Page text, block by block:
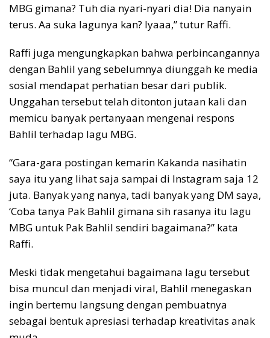
MBG gimana? Tuh dia nyari-nyari dia! Dia nanyain
terus. Aa suka lagunya kan? Iyaaa,” tutur Raffi.
Raffi juga mengungkapkan bahwa perbincangannya
dengan Bahlil yang sebelumnya diunggah ke media
sosial mendapat perhatian besar dari publik.
Unggahan tersebut telah ditonton jutaan kali dan
memicu banyak pertanyaan mengenai respons
Bahlil terhadap lagu MBG.
“Gara-gara postingan kemarin Kakanda nasihatin
saya itu yang lihat saja sampai di Instagram saja 12
juta. Banyak yang nanya, tadi banyak yang DM saya,
‘Coba tanya Pak Bahlil gimana sih rasanya itu lagu
MBG untuk Pak Bahlil sendiri bagaimana?” kata
Raffi.
Meski tidak mengetahui bagaimana lagu tersebut
bisa muncul dan menjadi viral, Bahlil menegaskan
ingin bertemu langsung dengan pembuatnya
sebagai bentuk apresiasi terhadap kreativitas anak